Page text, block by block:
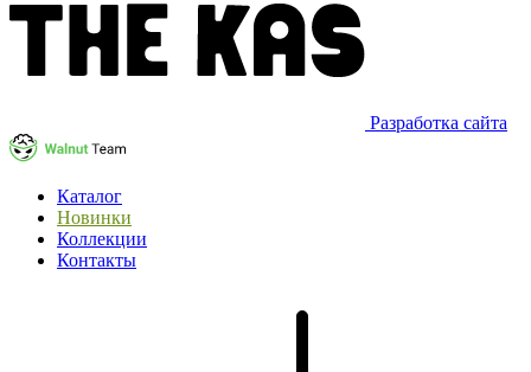
Разработка сайта
Каталог
Новинки
Коллекции
Контакты